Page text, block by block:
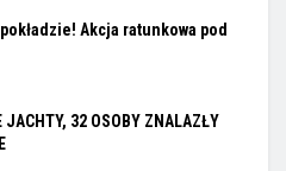
Akcja ratunkowa pod
JACHTY, 32 OSOBY ZNALAZŁY